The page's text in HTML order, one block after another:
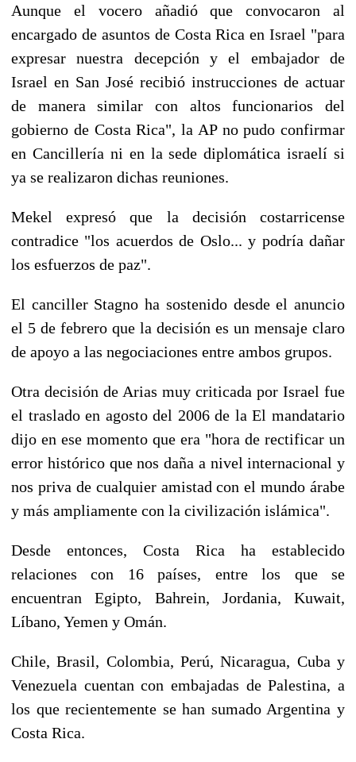
Aunque el vocero añadió que convocaron al
encargado de asuntos de Costa Rica en Israel "para
expresar nuestra decepción y el embajador de
Israel en San José recibió instrucciones de actuar
de manera similar con altos funcionarios del
gobierno de Costa Rica", la AP no pudo confirmar
en Cancillería ni en la sede diplomática israelí si
ya se realizaron dichas reuniones.
Mekel expresó que la decisión costarricense
contradice "los acuerdos de Oslo... y podría dañar
los esfuerzos de paz".
El canciller Stagno ha sostenido desde el anuncio
el 5 de febrero que la decisión es un mensaje claro
de apoyo a las negociaciones entre ambos grupos.
Otra decisión de Arias muy criticada por Israel fue
el traslado en agosto del 2006 de la El mandatario
dijo en ese momento que era "hora de rectificar un
error histórico que nos daña a nivel internacional y
nos priva de cualquier amistad con el mundo árabe
y más ampliamente con la civilización islámica".
Desde entonces, Costa Rica ha establecido
relaciones con 16 países, entre los que se
encuentran Egipto, Bahrein, Jordania, Kuwait,
Líbano, Yemen y Omán.
Chile, Brasil, Colombia, Perú, Nicaragua, Cuba y
Venezuela cuentan con embajadas de Palestina, a
los que recientemente se han sumado Argentina y
Costa Rica.